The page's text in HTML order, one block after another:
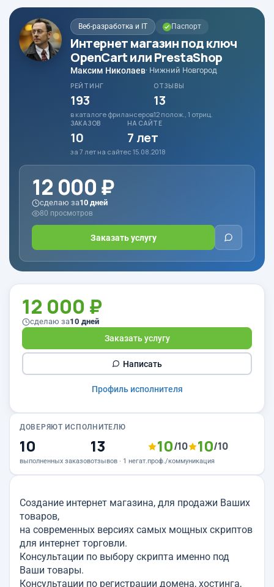
Веб-разработка и IT Паспорт
Интернет магазин под ключ
OpenCart или PrestaShop
Максим Николаев· Нижний Новгород
РЕЙТИНГ
193
в каталоге фрилансеров
ОТЗЫВЫ
13
12 полож., 1 отриц.
ЗАКАЗОВ
10
за 7 лет на сайте
НА САЙТЕ
7 лет
с 15.08.2018
12 000 ₽
сделаю за10 дней
80 просмотров
Заказать услугу
Создание интернет магазина, для продажи Ваших
товаров,
на современных версиях самых мощных скриптов
для интернет торговли.
Консультации по выбору скрипта именно под
Ваши товары.
Консультации по регистрации домена, хостинга,
12 000 ₽
сделаю за10 дней
Заказать услугу
Написать
Профиль исполнителя
ДОВЕРЯЮТ ИСПОЛНИТЕЛЮ
10
выполненных заказов
13
отзывов · 1 негат.
10/10 10/10
проф./коммуникация